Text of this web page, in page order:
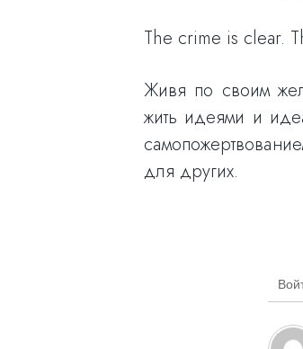
The crime is clear.
Живя по своим
жить идеями и
для других.